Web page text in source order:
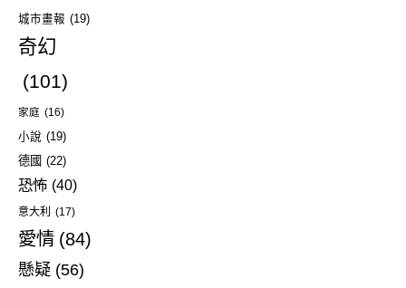
城市畫報 (19)
奇幻
(101)
家庭 (16)
小說 (19)
德國 (22)
恐怖 (40)
意大利 (17)
愛情 (84)
懸疑 (56)